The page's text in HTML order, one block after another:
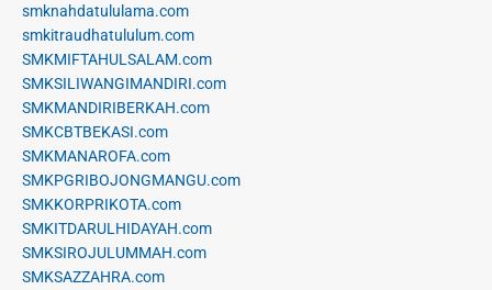
smknahdatululama.com
smkitraudhatululum.com
SMKMIFTAHULSALAM.com
SMKSILIWANGIMANDIRI.com
SMKMANDIRIBERKAH.com
SMKCBTBEKASI.com
SMKMANAROFA.com
SMKPGRIBOJONGMANGU.com
SMKKORPRIKOTA.com
SMKITDARULHIDAYAH.com
SMKSIROJULUMMAH.com
SMKSAZZAHRA.com